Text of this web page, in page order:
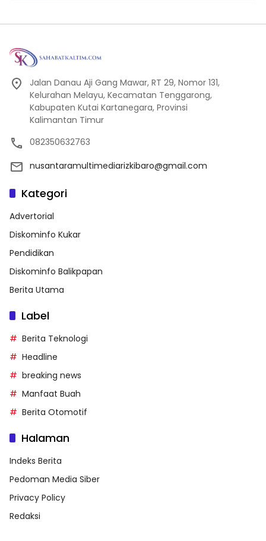
Jalan Danau Aji Gang Mawar, RT 29, Nomor 131,
Kelurahan Melayu, Kecamatan Tenggarong,
Kabupaten Kutai Kartanegara, Provinsi
Kalimantan Timur
082350632763
nusantaramultimediarizkibaro@gmail.com
Kategori
Advertorial
Diskominfo Kukar
Pendidikan
Diskominfo Balikpapan
Berita Utama
Label
Berita Teknologi
Headline
breaking news
Manfaat Buah
Berita Otomotif
Halaman
Indeks Berita
Pedoman Media Siber
Privacy Policy
Redaksi